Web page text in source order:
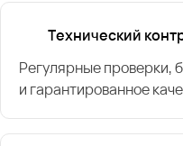
Технический
Регулярные проверки,
и гарантированное